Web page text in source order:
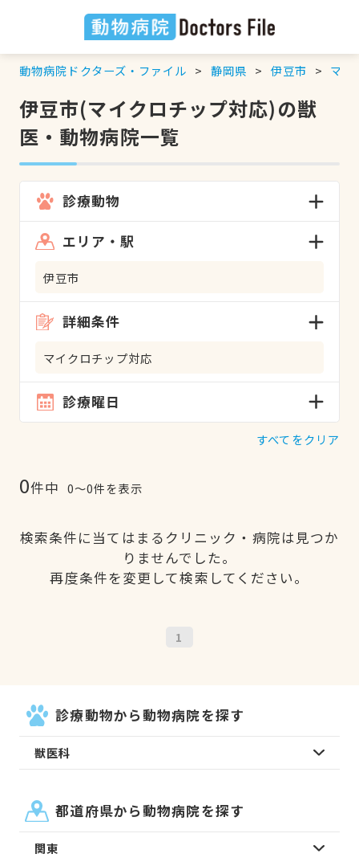
動物病院ドクターズ・ファイル 静岡県 伊豆市 マイ
伊豆市(マイクロチップ対応)の獣
医・動物病院一覧
診療動物
エリア・駅
伊豆市
詳細条件
マイクロチップ対応
診療曜日
すべてをクリア
0件中 0〜0件を表示
検索条件に当てはまるクリニック・病院は見つか
りませんでした。
再度条件を変更して検索してください。
1
診療動物から動物病院を探す
獣医科
都道府県から動物病院を探す
関東